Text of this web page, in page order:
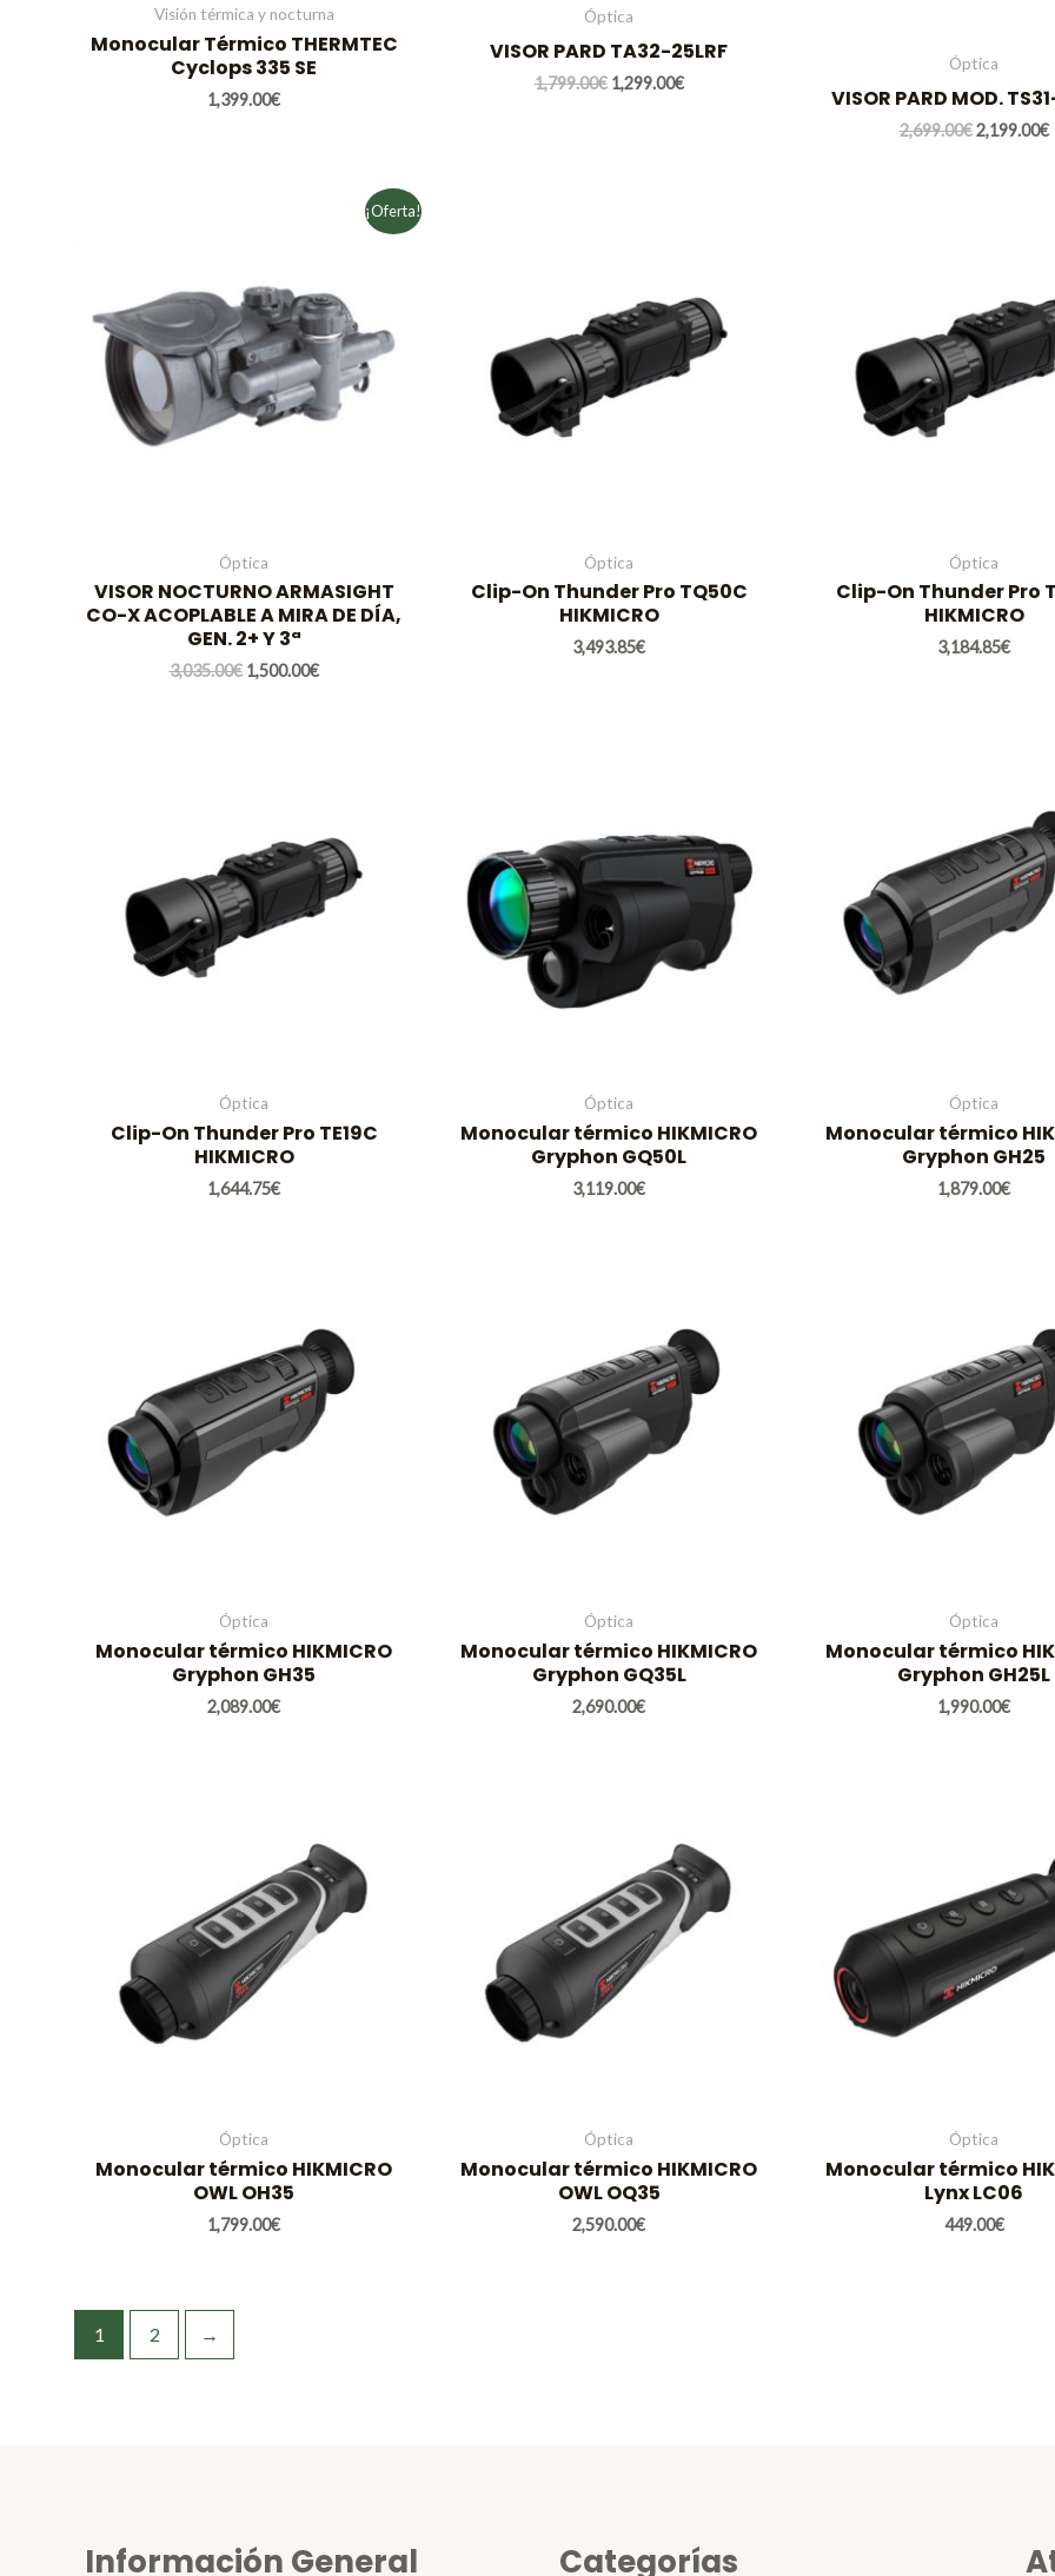
Visión térmica y nocturna
Monocular Térmico THERMTEC
Cyclops 335 SE
1,399.00€
Óptica
VISOR PARD TA32-25LRF
1,799.00€ 1,299.00€
Óptica
VISOR PARD MOD.
2,699.00€ 2,199.00€
¡Oferta!
Óptica
VISOR NOCTURNO ARMASIGHT
CO-X ACOPLABLE A MIRA DE DÍA,
GEN. 2+ Y 3ª
3,035.00€
3,035.00€.
1,500.00€
1,500.00€.
Óptica
Clip-On Thunder Pro TQ50C
HIKMICRO
3,493.85€
Óptica
Clip-On Thunder Pro
HIKMICRO
3,184.85€
Óptica
Clip-On Thunder Pro TE19C
HIKMICRO
1,644.75€
Óptica
Monocular térmico HIKMICRO
Gryphon GQ50L
3,119.00€
Óptica
Monocular térmico
Gryphon GH25
1,879.00€
Óptica
Monocular térmico HIKMICRO
Gryphon GH35
2,089.00€
Óptica
Monocular térmico HIKMICRO
Gryphon GQ35L
2,690.00€
Óptica
Monocular térmico
Gryphon GH25L
1,990.00€
Óptica
Monocular térmico HIKMICRO
OWL OH35
1,799.00€
Óptica
Monocular térmico HIKMICRO
OWL OQ35
2,590.00€
Óptica
Monocular térmico
Lynx LC06
449.00€
1 2 →
Información General Categorías